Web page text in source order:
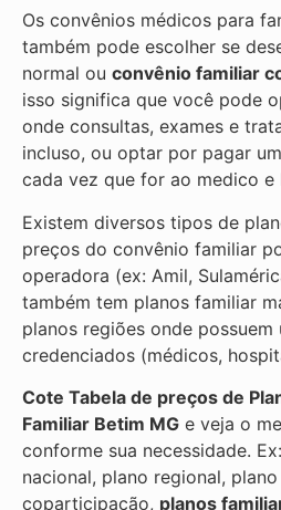
Os convênios médicos para
também pode escolher se
normal ou convênio familiar
isso significa que você pode
onde consultas, exames e
incluso, ou optar por pagar
cada vez que for ao medico e
Existem diversos tipos de
preços do convênio familiar
operadora (ex: Amil,
também tem planos familiar
planos regiões onde
credenciados (médicos,
Cote Tabela de preços de
Familiar Betim MG e veja o
conforme sua necessidade.
nacional, plano regional,
coparticipação, planos